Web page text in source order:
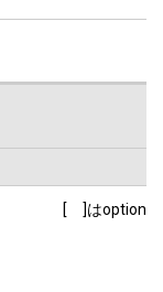
[ ]はoption